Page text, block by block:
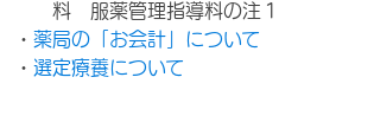
料 服薬管理指導料の注１
・ 薬局の「お会計」について
・ 選定療養について